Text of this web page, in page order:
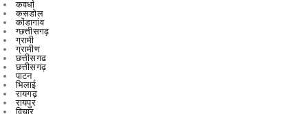
ग्रामीण
छत्तीसगढ
छत्तीसगढ़
पाटन
भिलाई
रायगढ़
रायपुर
विचार
विचार मंथन
विचारमंथन
शहर
शहरChhattisgarrh